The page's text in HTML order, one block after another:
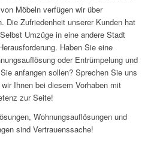
Möbeln verfügen wir über
Die Zufriedenheit unserer Kunden hat
Umzüge in eine andere Stadt
Haben Sie eine
oder Entrümpelung und
anfangen sollen? Sprechen Sie uns
Ihnen bei diesem Vorhaben mit
zur Seite!
Wohnungsauflösungen und
sind Vertrauenssache!